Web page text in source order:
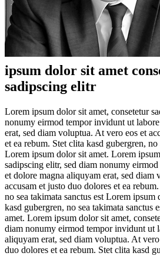
ipsum dolor sit amet
sadipscing elitr
Lorem ipsum dolor sit amet, consetetur
nonumy eirmod tempor invidunt ut
erat, sed diam voluptua. At vero eos et
et ea rebum. Stet clita kasd gubergren, no
Lorem ipsum dolor sit amet. Lorem
sadipscing elitr, sed diam nonumy
et dolore magna aliquyam erat, sed diam
accusam et justo duo dolores et ea
no sea takimata sanctus est Lorem ipsum
kasd gubergren, no sea takimata sanctus
amet. Lorem ipsum dolor sit amet,
diam nonumy eirmod tempor invidunt ut
aliquyam erat, sed diam voluptua. At
duo dolores et ea rebum. Stet clita kasd